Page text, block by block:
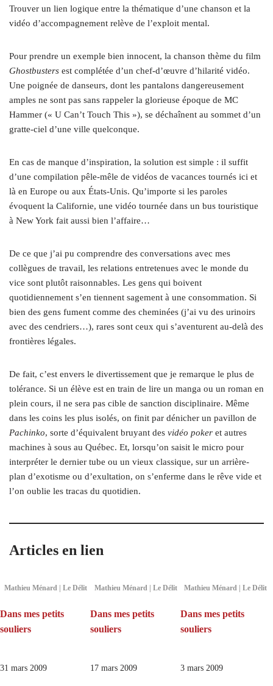
Trouver un lien logique entre la thématique d’une chanson et la
vidéo d’accompagnement relève de l’exploit mental.
Pour prendre un exemple bien innocent, la chanson thème du film
Ghostbusters est complétée d’un chef‑d’œuvre d’hilarité vidéo.
Une poignée de danseurs, dont les pantalons dangereusement
amples ne sont pas sans rappeler la glorieuse époque de MC
Hammer (« U Can’t Touch This »), se déchaînent au sommet d’un
gratte-ciel d’une ville quelconque.
En cas de manque d’inspiration, la solution est simple : il suffit
d’une compilation pêle-mêle de vidéos de vacances tournés ici et
là en Europe ou aux États-Unis. Qu’importe si les paroles
évoquent la Californie, une vidéo tournée dans un bus touristique
à New York fait aussi bien l’affaire…
De ce que j’ai pu comprendre des conversations avec mes
collègues de travail, les relations entretenues avec le monde du
vice sont plutôt raisonnables. Les gens qui boivent
quotidiennement s’en tiennent sagement à une consommation. Si
bien des gens fument comme des cheminées (j’ai vu des urinoirs
avec des cendriers…), rares sont ceux qui s’aventurent au-delà des
frontières légales.
De fait, c’est envers le divertissement que je remarque le plus de
tolérance. Si un élève est en train de lire un manga ou un roman en
plein cours, il ne sera pas cible de sanction disciplinaire. Même
dans les coins les plus isolés, on finit par dénicher un pavillon de
Pachinko, sorte d’équivalent bruyant des vidéo poker et autres
machines à sous au Québec. Et, lorsqu’on saisit le micro pour
interpréter le dernier tube ou un vieux classique, sur un arrière-
plan d’exotisme ou d’exultation, on s’enferme dans le rêve vide et
l’on oublie les tracas du quotidien.
Articles en lien
Mathieu Ménard | Le Délit
Dans mes petits
souliers
31 mars 2009
Mathieu Ménard | Le Délit
Dans mes petits
souliers
17 mars 2009
Mathieu Ménard | Le Délit
Dans mes petits
souliers
3 mars 2009